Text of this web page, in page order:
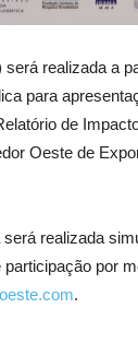
será realizada a
para
de
Oeste de
realizada
por
.